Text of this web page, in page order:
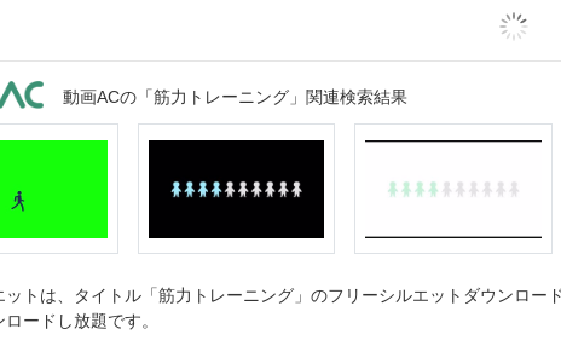
動画ACの「筋力トレーニング」関連検索結果
ットは、タイトル「筋力トレーニング」のフリーシルエットダウンロ
ードし放題です。